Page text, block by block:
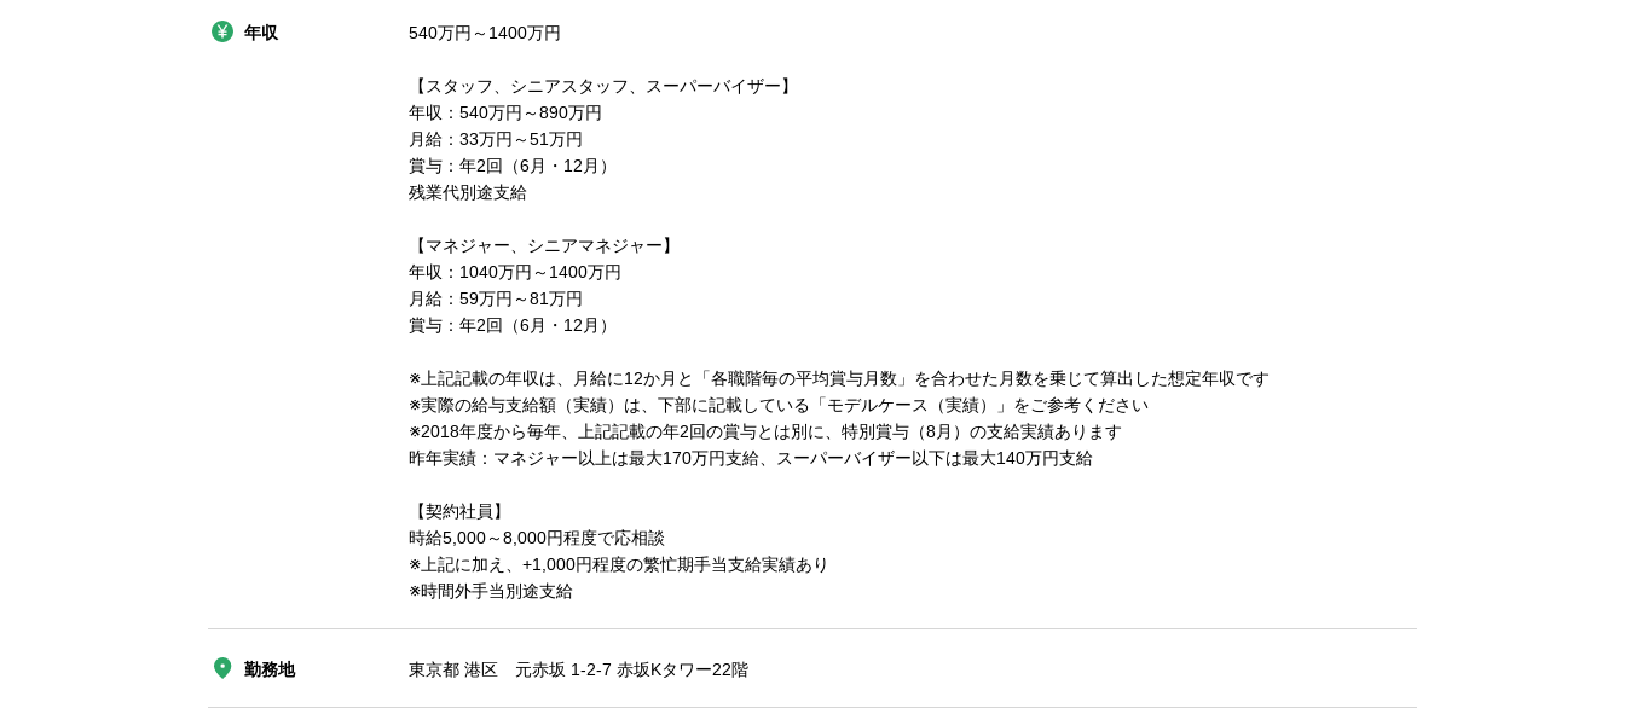
年収 540万円～1400万円
【スタッフ、シニアスタッフ、スーパーバイザー】
年収：540万円～890万円
月給：33万円～51万円
賞与：年2回（6月・12月）
残業代別途支給
【マネジャー、シニアマネジャー】
年収：1040万円～1400万円
月給：59万円～81万円
賞与：年2回（6月・12月）
※上記記載の年収は、月給に12か月と「各職階毎の平均賞与月数」を合わせた月数を乗じて算出した想定年収です
※実際の給与支給額（実績）は、下部に記載している「モデルケース（実績）」をご参考ください
※2018年度から毎年、上記記載の年2回の賞与とは別に、特別賞与（8月）の支給実績あります
昨年実績：マネジャー以上は最大170万円支給、スーパーバイザー以下は最大140万円支給
【契約社員】
時給5,000～8,000円程度で応相談
※上記に加え、+1,000円程度の繁忙期手当支給実績あり
※時間外手当別途支給
勤務地 東京都 港区 元赤坂 1-2-7 赤坂Kタワー22階